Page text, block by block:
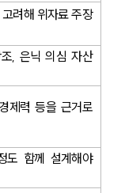
려해 위자료 주장
, 은닉 의심 자산
제력 등을 근거로
도 함께 설계해야